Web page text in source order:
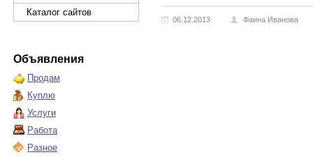
Каталог сайтов
Объявления
Продам
Куплю
Услуги
Работа
Разное
06.12.2013 Фаина Иванова